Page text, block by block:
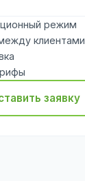
режим
клиентами
заявку